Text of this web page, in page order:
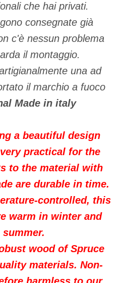
che hai privati.
consegnate già
c'è nessun problema
il montaggio.
una ad
il marchio a fuoco
Made in italy
a beautiful design
practical for the
to the material with
are durable in time.
controlled, this
warm in winter and
wood of Spruce
materials. Non-